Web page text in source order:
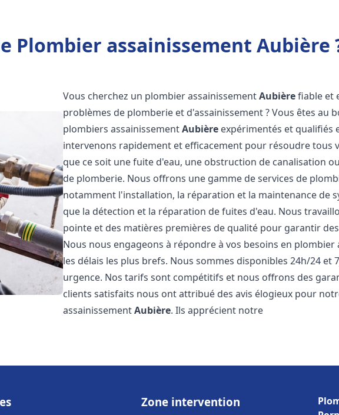
Plombier assainissement Aubière
Vous cherchez un plombier assainissementAubièrefiable et
problèmes de plomberie et d'assainissement ? Vous êtes au
plombiers assainissementAubière expérimentés et qualifiés
intervenons rapidement et efficacement pour résoudre tous
que ce soit une fuite d'eau, une obstruction de canalisation
de plomberie. Nous offrons une gamme de services de
notamment l'installation, la réparation et la maintenance de
que la détection et la réparation de fuites d'eau. Nous
pointe et des matières premières de qualité pour garantir
Nous nous engageons à répondre à vos besoins en
les délais les plus brefs. Nous sommes disponibles 24h/24 et
urgence. Nos tarifs sont compétitifs et nous offrons des
clients satisfaits nous ont attribué des avis élogieux pour
assainissementAubière. Ils apprécient notre
Zone intervention